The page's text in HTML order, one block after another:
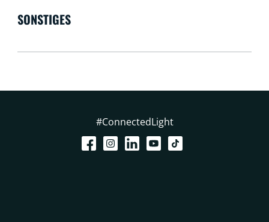
SONSTIGES
#ConnectedLight